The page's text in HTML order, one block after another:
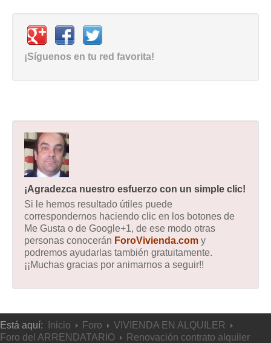
¡Síguenos en tu red favorita!
¡Agradezca nuestro esfuerzo con un simple clic!
Si le hemos resultado útiles puede
correspondernos haciendo clic en los botones de
Me Gusta o de Google+1, de ese modo otras
personas conocerán ForoVivienda.com y
podremos ayudarlas también gratuitamente.
¡¡Muchas gracias por animarnos a seguir!!
Está aquí: Inicio Foro
VIVIENDA EN ALQUILER
Foro del ARRENDATARIO
Renovación contrato alquiler